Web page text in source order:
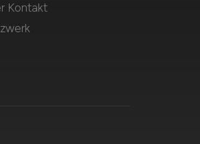
Kontakt